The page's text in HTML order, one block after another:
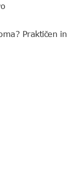
Praktičen in